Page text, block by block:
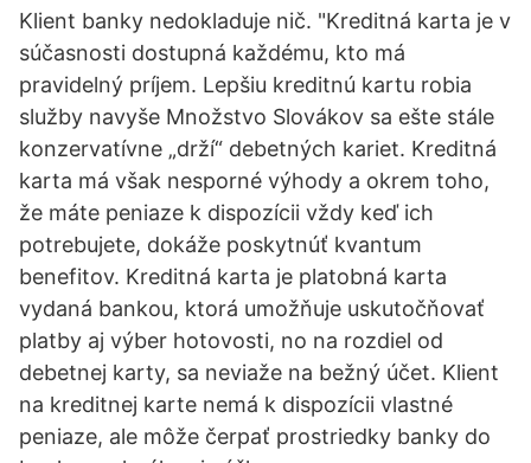
Klient banky nedokladuje nič. "Kreditná karta je v
súčasnosti dostupná každému, kto má
pravidelný príjem. Lepšiu kreditnú kartu robia
služby navyše Množstvo Slovákov sa ešte stále
konzervatívne „drží“ debetných kariet. Kreditná
karta má však nesporné výhody a okrem toho,
že máte peniaze k dispozícii vždy keď ich
potrebujete, dokáže poskytnúť kvantum
benefitov. Kreditná karta je platobná karta
vydaná bankou, ktorá umožňuje uskutočňovať
platby aj výber hotovosti, no na rozdiel od
debetnej karty, sa neviaže na bežný účet. Klient
na kreditnej karte nemá k dispozícii vlastné
peniaze, ale môže čerpať prostriedky banky do